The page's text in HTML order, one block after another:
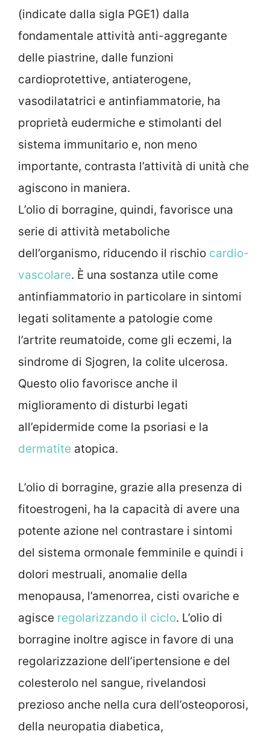
(indicate dalla sigla PGE1) dalla
fondamentale attività anti-aggregante
delle piastrine, dalle funzioni
cardioprotettive, antiaterogene,
vasodilatatrici e antinfiammatorie, ha
proprietà eudermiche e stimolanti del
sistema immunitario e, non meno
importante, contrasta l’attività di unità che
agiscono in maniera.
L’olio di borragine, quindi, favorisce una
serie di attività metaboliche
dell’organismo, riducendo il rischio cardio-
vascolare. È una sostanza utile come
antinfiammatorio in particolare in sintomi
legati solitamente a patologie come
l’artrite reumatoide, come gli eczemi, la
sindrome di Sjogren, la colite ulcerosa.
Questo olio favorisce anche il
miglioramento di disturbi legati
all’epidermide come la psoriasi e la
dermatite atopica.
L’olio di borragine, grazie alla presenza di
fitoestrogeni, ha la capacità di avere una
potente azione nel contrastare i sintomi
del sistema ormonale femminile e quindi i
dolori mestruali, anomalie della
menopausa, l’amenorrea, cisti ovariche e
agisce regolarizzando il ciclo. L’olio di
borragine inoltre agisce in favore di una
regolarizzazione dell’ipertensione e del
colesterolo nel sangue, rivelandosi
prezioso anche nella cura dell’osteoporosi,
della neuropatia diabetica,